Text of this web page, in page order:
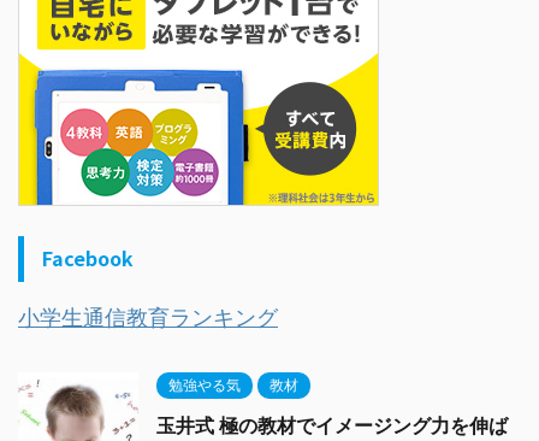
Facebook
小学生通信教育ランキング
勉強やる気 教材
玉井式 極の教材でイメージング力を伸ば